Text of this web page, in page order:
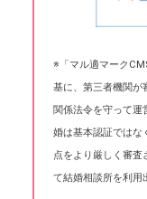
※「マル適マーク
基に、第三者機関が
関係法令を守って運
婚は基本認証ではな
点をより厳しく審査
て結婚相談所を利用